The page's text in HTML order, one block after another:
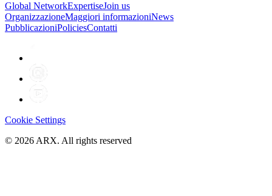
Global NetworkExpertiseJoin us
OrganizzazioneMaggiori informazioniNews
PubblicazioniPoliciesContatti
Cookie Settings
© 2026 ARX. All rights reserved